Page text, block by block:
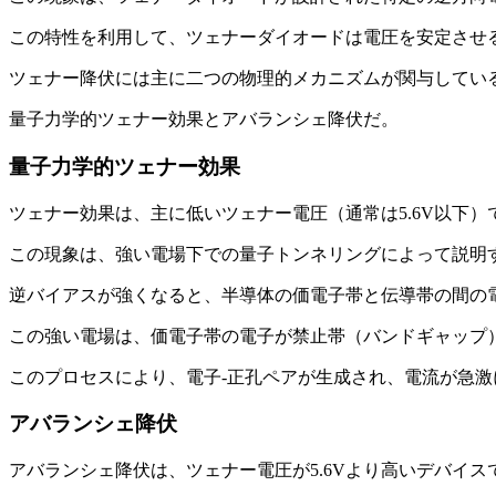
この特性を利用して、ツェナーダイオードは電圧を安定さ
ツェナー降伏には主に二つの物理的メカニズムが関与してい
量子力学的ツェナー効果とアバランシェ降伏だ。
量子力学的ツェナー効果
ツェナー効果は、主に低いツェナー電圧（通常は5.6V以下）
この現象は、強い電場下での量子トンネリングによって説明
逆バイアスが強くなると、半導体の価電子帯と伝導帯の間の
この強い電場は、価電子帯の電子が禁止帯（バンドギャッ
このプロセスにより、電子-正孔ペアが生成され、電流が急
アバランシェ降伏
アバランシェ降伏は、ツェナー電圧が5.6Vより高いデバイス